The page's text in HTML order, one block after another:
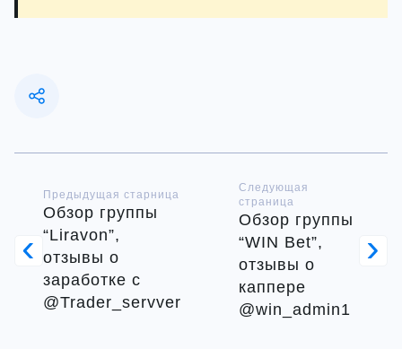
Предыдущая старница
Обзор группы
“Liravon”,
отзывы о
заработке с
@Trader_servver
Следующая
страница
Обзор группы
“WIN Bet”,
отзывы о
каппере
@win_admin1